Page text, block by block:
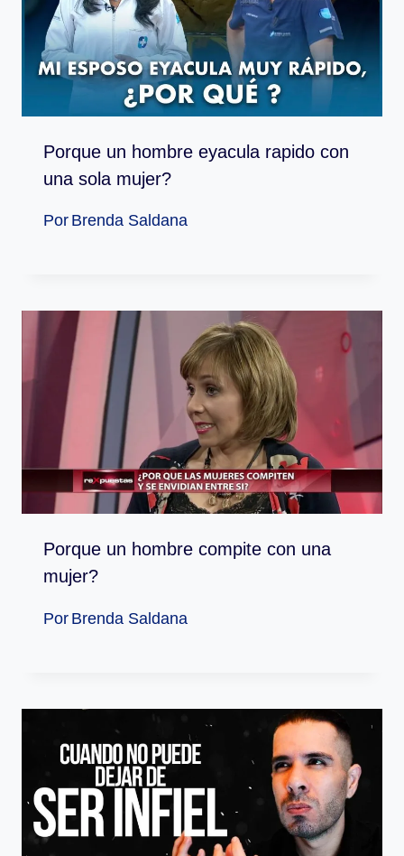
Porque un hombre eyacula rapido con
una sola mujer?
Por Brenda Saldana
Porque un hombre compite con una
mujer?
Por Brenda Saldana